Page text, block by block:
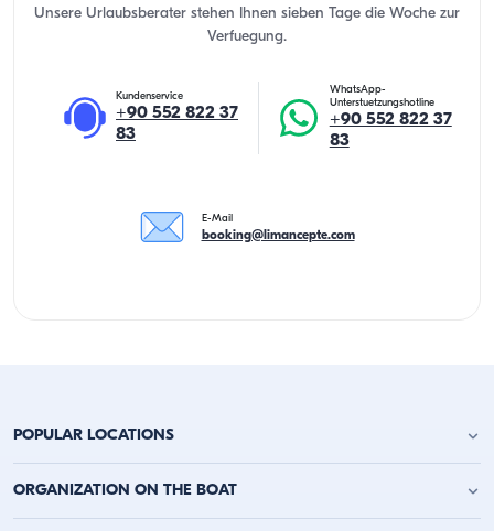
Unsere Urlaubsberater stehen Ihnen sieben Tage die Woche zur
Verfuegung.
Kundenservice
+90 552 822 37
83
WhatsApp-
Unterstuetzungshotline
+90 552 822 37
83
E-Mail
booking@limancepte.com
POPULAR LOCATIONS
Yachtcharter Antalya
ORGANIZATION ON THE BOAT